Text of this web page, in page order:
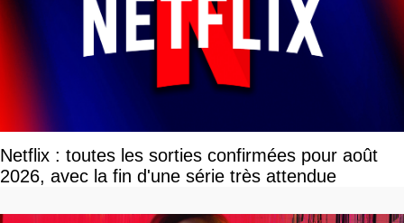
Netflix : toutes les sorties confirmées pour août
2026, avec la fin d'une série très attendue